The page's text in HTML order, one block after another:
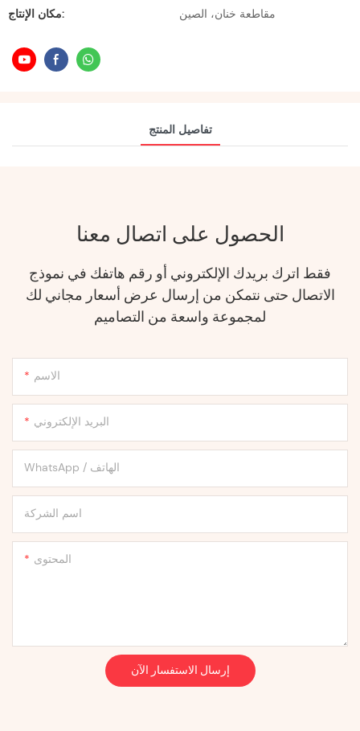
مكان الإنتاج:
مقاطعة خنان، الصين
تفاصيل المنتج
الحصول على اتصال معنا
فقط اترك بريدك الإلكتروني أو رقم هاتفك في نموذج
الاتصال حتى نتمكن من إرسال عرض أسعار مجاني لك
لمجموعة واسعة من التصاميم
الاسم
البريد الإلكتروني
WhatsApp / الهاتف
اسم الشركة
المحتوى
إرسال الاستفسار الآن